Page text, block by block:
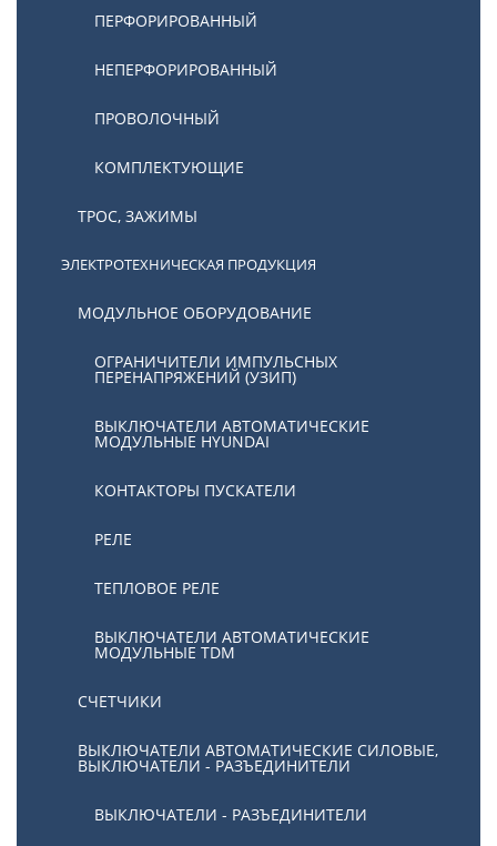
ПЕРФОРИРОВАННЫЙ
НЕПЕРФОРИРОВАННЫЙ
ПРОВОЛОЧНЫЙ
КОМПЛЕКТУЮЩИЕ
ТРОС, ЗАЖИМЫ
ЭЛЕКТРОТЕХНИЧЕСКАЯ ПРОДУКЦИЯ
МОДУЛЬНОЕ ОБОРУДОВАНИЕ
ОГРАНИЧИТЕЛИ ИМПУЛЬСНЫХ
ПЕРЕНАПРЯЖЕНИЙ (УЗИП)
ВЫКЛЮЧАТЕЛИ АВТОМАТИЧЕСКИЕ
МОДУЛЬНЫЕ HYUNDAI
КОНТАКТОРЫ ПУСКАТЕЛИ
РЕЛЕ
ТЕПЛОВОЕ РЕЛЕ
ВЫКЛЮЧАТЕЛИ АВТОМАТИЧЕСКИЕ
МОДУЛЬНЫЕ TDM
СЧЕТЧИКИ
ВЫКЛЮЧАТЕЛИ АВТОМАТИЧЕСКИЕ СИЛОВЫЕ,
ВЫКЛЮЧАТЕЛИ - РАЗЪЕДИНИТЕЛИ
ВЫКЛЮЧАТЕЛИ - РАЗЪЕДИНИТЕЛИ